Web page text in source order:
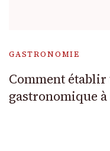
GASTRONOMIE
Comment
gastronomique à